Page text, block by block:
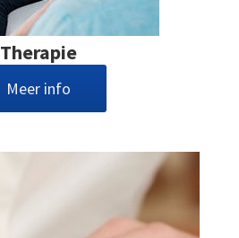
Therapie
Meer info